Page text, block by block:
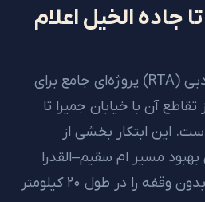
جاده الخیل اعلام
اداره راه‌ها و حمل‌ونقل دبی (RTA) پروژه‌ای جامع برای
آن با خیابان جمیرا تا
این ابتکار بخشی از
مسیر ام سقیم–القدرا
است که جریان ترافیک بدون وقفه را در طول ۲۰ کیلومتر